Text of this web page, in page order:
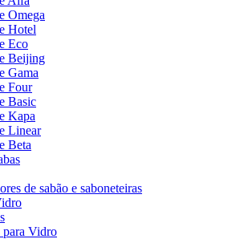
Omega
Hotel
Eco
Beijing
Gama
Four
Basic
Kapa
Linear
Beta
de sabão e saboneteiras
para Vidro